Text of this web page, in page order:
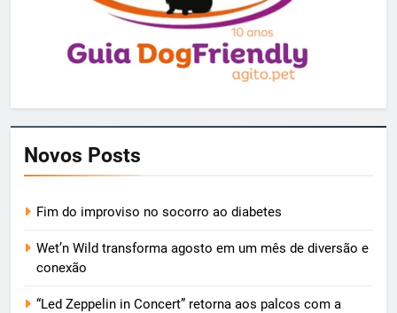
Novos Posts
Fim do improviso no socorro ao diabetes
Wet’n Wild transforma agosto em um mês de diversão e
conexão
“Led Zeppelin in Concert” retorna aos palcos com a